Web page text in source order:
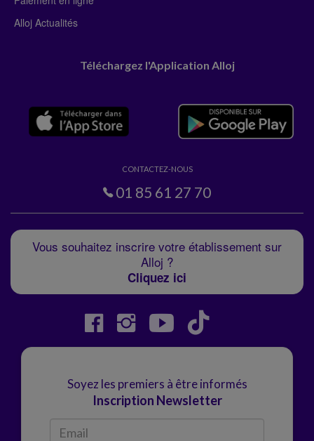
Alloj Actualités
Téléchargez l'Application Alloj
CONTACTEZ-NOUS
01 85 61 27 70
Vous souhaitez inscrire votre établissement sur
Alloj ?
Cliquez ici
Soyez les premiers à être informés
Inscription Newsletter